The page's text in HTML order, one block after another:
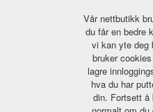
Vår nettbutikk
du får en bedre
vi kan yte deg
bruker
lagre
hva du har
din. Fortsett å